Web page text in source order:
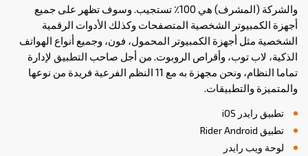
والشركة (المشرف) هي 100٪ تستجيب. وسوف تظهر على جميع
أجهزة الكمبيوتر الشخصية المتصفحات وكذلك الأدوات الرقمية
الشخصية مثل أجهزة الكمبيوتر المحمول، فون، وجميع أنواع الهواتف
الذكية، لاب توب، وأقراص الروبوت. من أجل صاحب التطبيق لإدارة
تماما النظام، ونحن مجهزة به مع 11 النظم الفرعية فريدة من نوعها
والمتميزة والتطبيقات.
تطبيق رايدر iOS
تطبيق Rider Android
لوحة ويب رايدر